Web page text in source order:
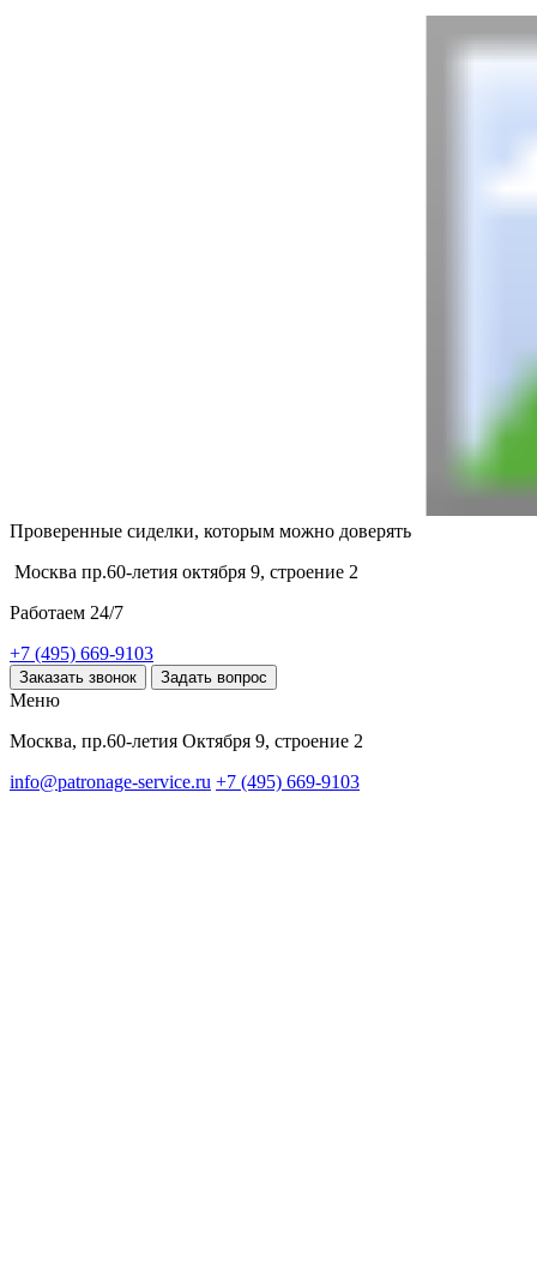
Проверенные сиделки, которым можно доверять
Москва пр.60-летия октября 9, строение 2
Работаем 24/7
+7 (495) 669-9103
Заказать звонок Задать вопрос
Меню
Москва, пр.60-летия Октября 9, строение 2
info@patronage-service.ru +7 (495) 669-9103